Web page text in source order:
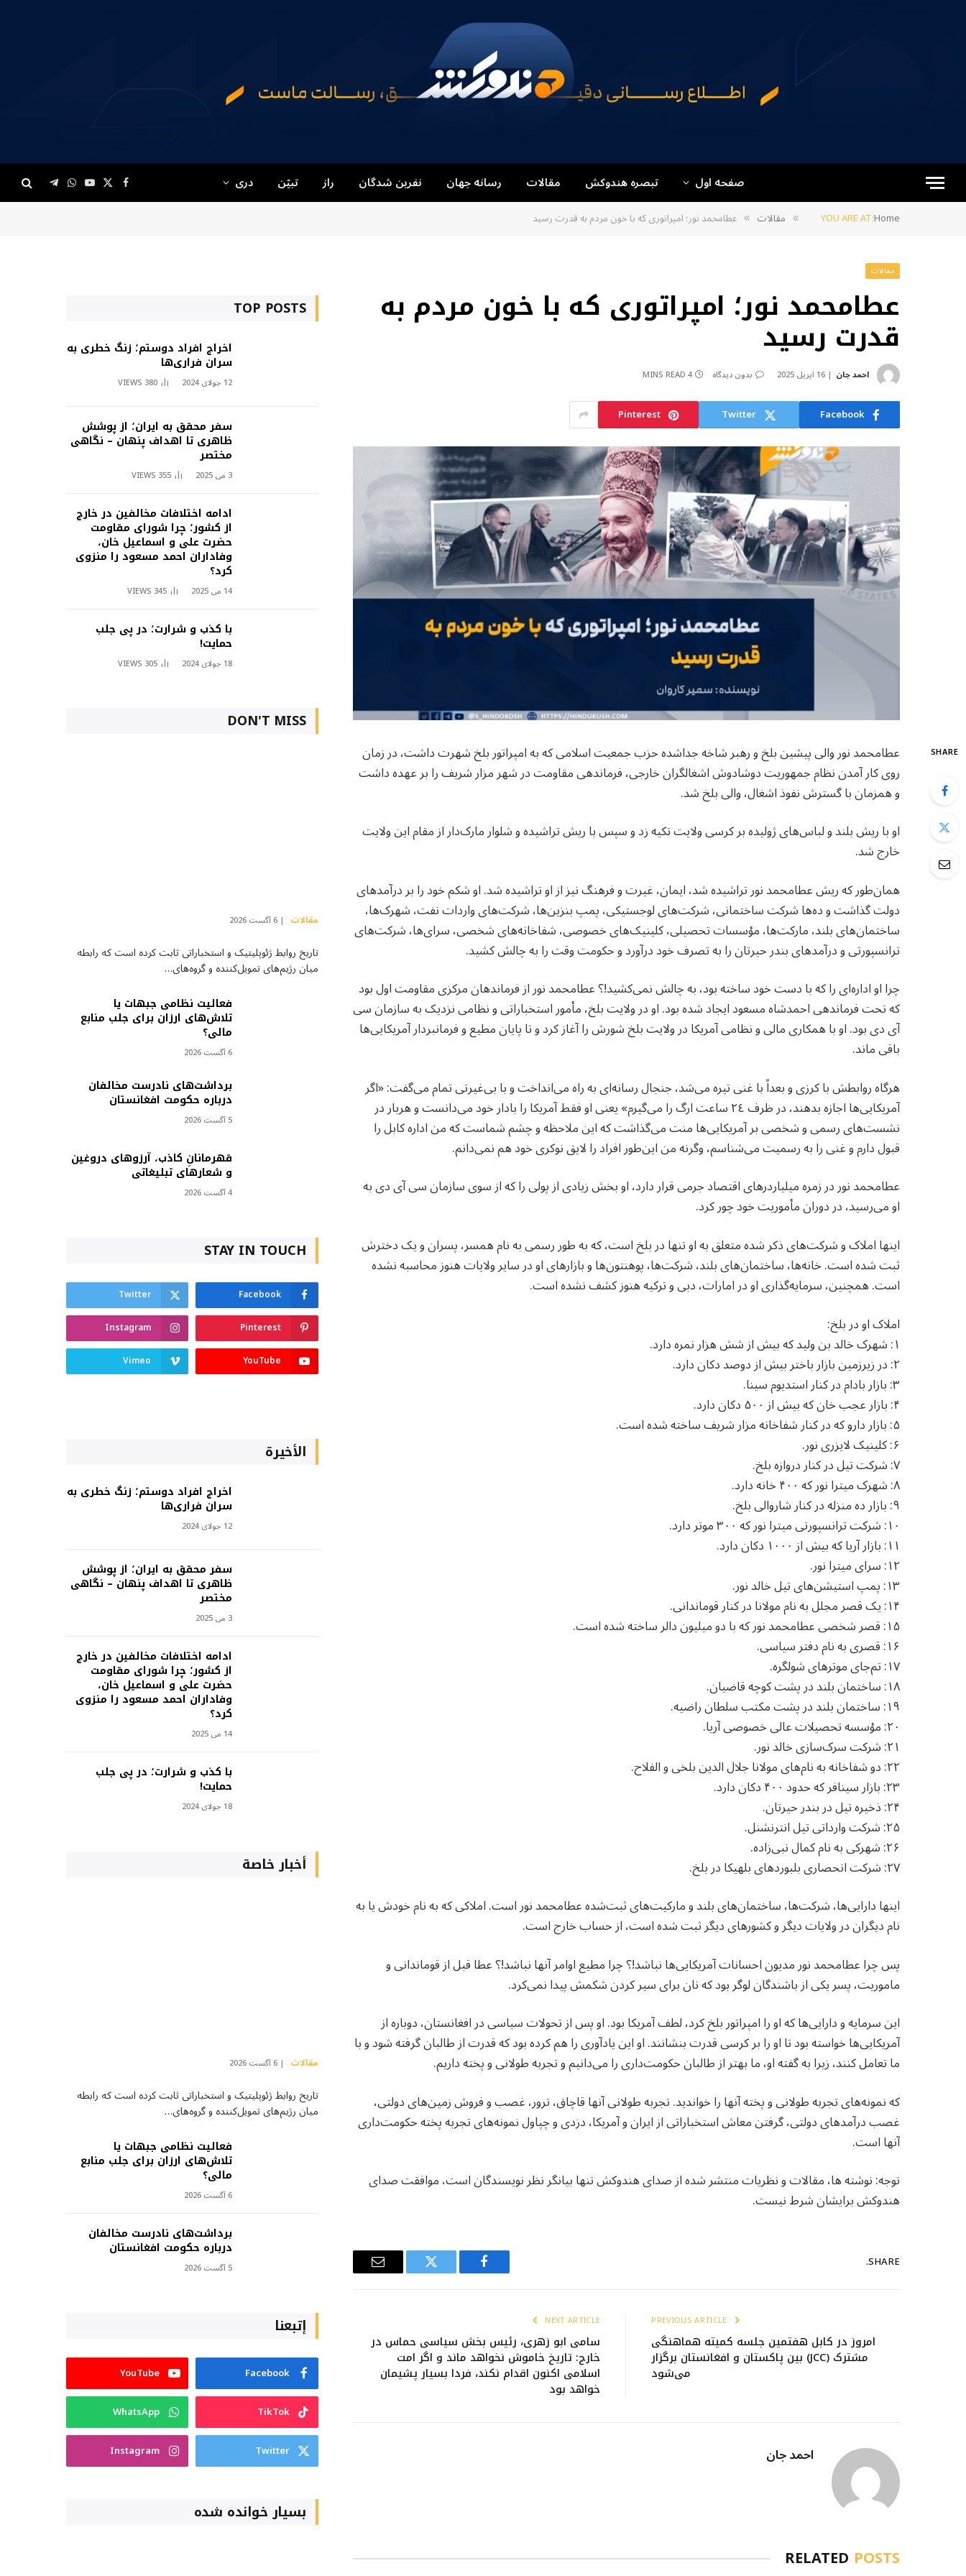
صفحه اول تبصره هندوکش مقالات رسانه جهان نفرین شدگان راز تبیّن دری Facebook
X
(Twitter)
YouTube
WhatsApp
Telegram
YOU ARE AT:Home
» مقالات » عطامحمد نور؛ امپراتوری که با خون مردم به قدرت رسید
مقالات
عطامحمد نور؛ امپراتوری که با خون مردم به
قدرت رسید
احمد جان 16 اپریل 2025 بدون دیدگاه 4 MINS READ
Facebook
Twitter
Pinterest
SHARE
عطامحمد نور والی پیشین بلخ و رهبر شاخه جداشده حزب جمعیت اسلامی که به امپراتور بلخ شهرت داشت، در زمان
روی کار آمدن نظام جمهوریت دوشادوش اشغالگران خارجی، فرماندهی مقاومت در شهر مزار شریف را بر عهده داشت
و همزمان با گسترش نفوذ اشغال، والی بلخ شد.
او با ریش بلند و لباس‌های ژولیده بر کرسی ولایت تکیه زد و سپس با ریش تراشیده و شلوار مارک‌دار از مقام این ولایت
خارج شد.
همان‌طور که ریش عطامحمد نور تراشیده شد، ایمان، غیرت و فرهنگ نیز از او تراشیده شد. او شکم خود را بر درآمدهای
دولت گذاشت و ده‌ها شرکت ساختمانی، شرکت‌های لوجستیکی، پمپ بنزین‌ها، شرکت‌های واردات نفت، شهرک‌ها،
ساختمان‌های بلند، مارکت‌ها، مؤسسات تحصیلی، کلینیک‌های خصوصی، شفاخانه‌های شخصی، سرای‌ها، شرکت‌های
ترانسپورتی و درآمدهای بندر حیرتان را به تصرف خود درآورد و حکومت وقت را به چالش کشید.
چرا او اداره‌ای را که با دست خود ساخته بود، به چالش نمی‌کشید!؟ عطامحمد نور از فرماندهان مرکزی مقاومت اول بود
که تحت فرماندهی احمدشاه مسعود ایجاد شده بود. او در ولایت بلخ، مأمور استخباراتی و نظامی نزدیک به سازمان سی
آی دی بود. او با همکاری مالی و نظامی آمریکا در ولایت بلخ شورش را آغاز کرد و تا پایان مطیع و فرمانبردار آمریکایی‌ها
باقی ماند.
هرگاه روابطش با کرزی و بعداً با غنی تیره می‌شد، جنجال رسانه‌ای به راه می‌انداخت و با بی‌غیرتی تمام می‌گفت: «اگر
آمریکایی‌ها اجازه بدهند، در ظرف ٢٤ ساعت ارگ را می‌گیرم» یعنی او فقط آمریکا را بادار خود می‌دانست و هربار در
نشست‌های رسمی و شخصی بر آمریکایی‌ها منت می‌گذاشت که این ملاحظه و چشم شماست که من اداره کابل را
قبول دارم و غنی را به رسمیت می‌شناسم، وگرنه من این‌طور افراد را لایق نوکری خود هم نمی‌دانم.
عطامحمد نور در زمره میلیاردرهای اقتصاد جرمی قرار دارد، او بخش زیادی از پولی را که از سوی سازمان سی آی دی به
او می‌رسید، در دوران مأموریت خود چور کرد.
اینها املاک و شرکت‌های ذکر شده متعلق به او تنها در بلخ است، که به طور رسمی به نام همسر، پسران و یک دخترش
ثبت شده است. خانه‌ها، ساختمان‌های بلند، شرکت‌ها، پوهنتون‌ها و بازارهای او در سایر ولایات هنوز محاسبه نشده
است. همچنین، سرمایه‌گذاری او در امارات، دبی و ترکیه هنوز کشف نشده است.
املاک او در بلخ:
۱: شهرک خالد بن ولید که بیش از شش هزار نمره دارد.
۲: در زیرزمین بازار باختر بیش از دوصد دکان دارد.
۳: بازار بادام در کنار استدیوم سینا.
۴: بازار عجب خان که بیش از ۵۰۰ دکان دارد.
۵: بازار دارو که در کنار شفاخانه مزار شریف ساخته شده است.
۶: کلینیک لایزری نور.
۷: شرکت تیل در کنار دروازه بلخ.
۸: شهرک میترا نور که ۴۰۰ خانه دارد.
۹: بازار ده منزله در کنار شاروالی بلخ.
۱۰: شرکت ترانسپورتی میترا نور که ۳۰۰ موتر دارد.
۱۱: بازار آریا که بیش از ۱۰۰۰ دکان دارد.
۱۲: سرای میترا نور.
۱۳: پمپ استیشن‌های تیل خالد نور.
۱۴: یک قصر مجلل به نام مولانا در کنار قوماندانی.
۱۵: قصر شخصی عطامحمد نور که با دو میلیون دالر ساخته شده است.
۱۶: قصری به نام دفتر سیاسی.
۱۷: تم‌جای موترهای شولگره.
۱۸: ساختمان بلند در پشت کوچه قاضیان.
۱۹: ساختمان بلند در پشت مکتب سلطان راضیه.
۲۰: مؤسسه تحصیلات عالی خصوصی آریا.
۲۱: شرکت سرک‌سازی خالد نور.
۲۲: دو شفاخانه به نام‌های مولانا جلال الدین بلخی و الفلاح.
۲۳: بازار سینافر که حدود ۴۰۰ دکان دارد.
۲۴: ذخیره تیل در بندر حیرتان.
۲۵: شرکت وارداتی تیل انترنشنل.
۲۶: شهرکی به نام کمال نبی‌زاده.
۲۷: شرکت انحصاری بلبوردهای بلهیکا در بلخ.
اینها دارایی‌ها، شرکت‌ها، ساختمان‌های بلند و مارکیت‌های ثبت‌شده عطامحمد نور است. املاکی که به نام خودش یا به
نام دیگران در ولایات دیگر و کشورهای دیگر ثبت شده است، از حساب خارج است.
پس چرا عطامحمد نور مدیون احسانات آمریکایی‌ها نباشد!؟ چرا مطیع اوامر آنها نباشد!؟ عطا قبل از قوماندانی و
ماموریت، پسر یکی از باشندگان لوگر بود که نان برای سیر کردن شکمش پیدا نمی‌کرد.
این سرمایه و دارایی‌ها که او را امپراتور بلخ کرد، لطف آمریکا بود. او پس از تحولات سیاسی در افغانستان، دوباره از
آمریکایی‌ها خواسته بود تا او را بر کرسی قدرت بنشانند. او این یادآوری را هم کرده بود که قدرت از طالبان گرفته شود و با
ما تعامل کنند، زیرا به گفته او، ما بهتر از طالبان حکومت‌داری را می‌دانیم و تجربه طولانی و پخته داریم.
که نمونه‌های تجربه طولانی و پخته آنها را خواندید. تجربه طولانی آنها قاچاق، ترور، غصب و فروش زمین‌های دولتی،
غصب درآمدهای دولتی، گرفتن معاش استخباراتی از ایران و آمریکا، دزدی و چپاول نمونه‌های تجربه پخته حکومت‌داری
آنها است.
توجه: نوشته ها، مقالات و نظریات منتشر شده از صدای هندوکش تنها بیانگر نظر نویسندگان است، موافقت صدای
هندوکش برایشان شرط نیست.
SHARE.
Facebook
Twitter
Email
امروز در کابل هفتمین جلسه کمیته هماهنگی
مشترک (JCC) بین پاکستان و افغانستان برگزار
می‌شود
NEXT ARTICLE
سامی ابو زهری، رئیس بخش سیاسی حماس در
خارج: تاریخ خاموش نخواهد ماند و اگر امت
اسلامی اکنون اقدام نکند، فردا بسیار پشیمان
خواهد بود
احمد جان
RELATED POSTS
TOP POSTS
اخراج افراد دوستم؛ زنگ خطری به
سران فراری‌ها
12 جولای 2024 380
VIEWS
سفر محقق به ایران؛ از پوشش
ظاهری تا اهداف پنهان – نگاهی
مختصر
3 می 2025 355
VIEWS
ادامه اختلافات مخالفین در خارج
از کشور؛ چرا شورای مقاومت
حضرت علی و اسماعیل خان،
وفاداران احمد مسعود را منزوی
کرد؟
14 می 2025 345
VIEWS
با کذب و شرارت؛ در پی جلب
حمایت!
18 جولای 2024 305
VIEWS
DON'T MISS
مقالات 6 آگست 2026
تاریخ روابط ژئوپلیتیک و استخباراتی ثابت کرده است که رابطه
میان رژیم‌های تمویل‌کننده و گروه‌های…
فعالیت نظامی جبهات یا
تلاش‌های ارزان برای جلب منابع
مالی؟
6 آگست 2026
برداشت‌های نادرست مخالفان
درباره حکومت افغانستان
5 آگست 2026
قهرمانانِ کاذب، آرزوهای دروغین
و شعارهای تبلیغاتی
4 آگست 2026
STAY IN TOUCH
Facebook
Twitter
Pinterest
Instagram
YouTube
Vimeo
الأخيرة
اخراج افراد دوستم؛ زنگ خطری به
سران فراری‌ها
12 جولای 2024
سفر محقق به ایران؛ از پوشش
ظاهری تا اهداف پنهان – نگاهی
مختصر
3 می 2025
ادامه اختلافات مخالفین در خارج
از کشور؛ چرا شورای مقاومت
حضرت علی و اسماعیل خان،
وفاداران احمد مسعود را منزوی
کرد؟
14 می 2025
با کذب و شرارت؛ در پی جلب
حمایت!
18 جولای 2024
أخبار خاصة
مقالات 6 آگست 2026
تاریخ روابط ژئوپلیتیک و استخباراتی ثابت کرده است که رابطه
میان رژیم‌های تمویل‌کننده و گروه‌های…
فعالیت نظامی جبهات یا
تلاش‌های ارزان برای جلب منابع
مالی؟
6 آگست 2026
برداشت‌های نادرست مخالفان
درباره حکومت افغانستان
5 آگست 2026
إتبعنا
Facebook
YouTube
TikTok
WhatsApp
Twitter
Instagram
بسیار خوانده شده